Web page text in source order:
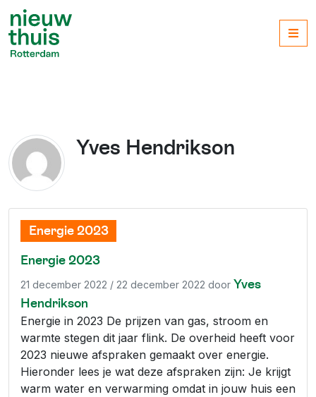
Yves Hendrikson
Energie 2023
Energie 2023
21 december 2022 / 22 december 2022 door Yves
Hendrikson
Energie in 2023 De prijzen van gas, stroom en
warmte stegen dit jaar flink. De overheid heeft voor
2023 nieuwe afspraken gemaakt over energie.
Hieronder lees je wat deze afspraken zijn: Je krijgt
warm water en verwarming omdat in jouw huis een